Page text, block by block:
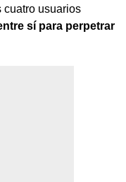
cuatro usuarios
sí para perpetrar